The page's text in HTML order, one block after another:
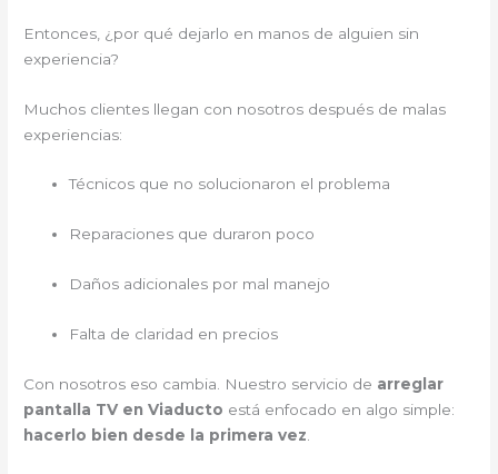
Entonces, ¿por qué dejarlo en manos de alguien sin
experiencia?
Muchos clientes llegan con nosotros después de malas
experiencias:
Técnicos que no solucionaron el problema
Reparaciones que duraron poco
Daños adicionales por mal manejo
Falta de claridad en precios
Con nosotros eso cambia. Nuestro servicio de arreglar
pantalla TV en Viaducto está enfocado en algo simple:
hacerlo bien desde la primera vez